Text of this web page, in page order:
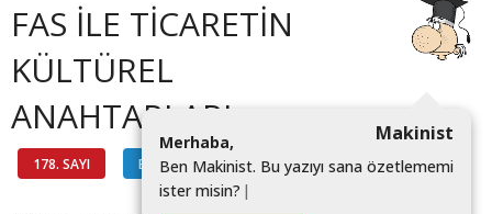
FAS İLE TİCARETİN
KÜLTÜREL
ANAHTARLARI
178. SAYI BİLGİ HATTI #
Makinist
Merhaba,
Ben Makinist. Bu yazıyı sana özetlememi
ister misin? |